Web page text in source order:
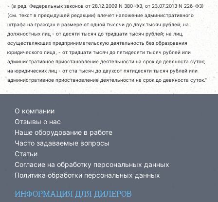
- (в ред. Федеральных законов от 28.12.2009 N 380-ФЗ, от 23.07.2013 N 226-ФЗ)
(см. текст в предыдущей редакции) влечет наложение административного
штрафа на граждан в размере от одной тысячи до двух тысяч рублей; на
должностных лиц - от десяти тысяч до тридцати тысяч рублей; на лиц,
осуществляющих предпринимательскую деятельность без образования
юридического лица, - от тридцати тысяч до пятидесяти тысяч рублей или
административное приостановление деятельности на срок до девяноста суток;
на юридических лиц - от ста тысяч до двухсот пятидесяти тысяч рублей или
административное приостановление деятельности на срок до девяноста суток."
О компании
Отзывы о нас
Наше оборудование в работе
Часто задаваемые вопросы
Статьи
Согласие на обработку персональных данных
Политика обработки персональных данных
ИНФОРМАЦИЯ ДЛЯ ДИЛЕРОВ